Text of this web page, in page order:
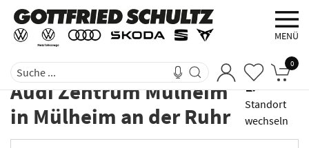
MENÜ
0
Audi Zentrum Mülheim
in Mülheim an der Ruhr
Standort
wechseln